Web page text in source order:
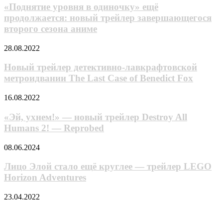
финальном
трейлере
экшена
«Веном
3:
танец»
в
одиночку»
ещё
продолжается:
трейлер
второго
сезона
аниме
«Поднятие уровня в одиночку» ещё
продолжается: новый трейлер завершающегося
второго сезона аниме
Новый
детективно-
лавкрафтовской
метроидвании
Last
of
Benedict
28.08.2022
Новый трейлер детективно-лавкрафтовской
метроидвании The Last Case of Benedict Fox
«Эй,
новый
трейлер
Destroy
Humans 2!
16.08.2022
«Эй, ухнем!» — новый трейлер Destroy All
Humans 2! — Reprobed
Лицо
стало
ещё
круглее
трейлер
08.06.2024
Лицо Элой стало ещё круглее — трейлер LEGO
Horizon Adventures
3D-
23.04.2022